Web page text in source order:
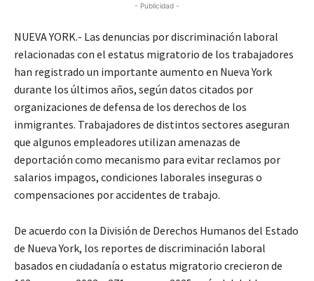
- Publicidad -
NUEVA YORK.- Las denuncias por discriminación laboral
relacionadas con el estatus migratorio de los trabajadores
han registrado un importante aumento en Nueva York
durante los últimos años, según datos citados por
organizaciones de defensa de los derechos de los
inmigrantes. Trabajadores de distintos sectores aseguran
que algunos empleadores utilizan amenazas de
deportación como mecanismo para evitar reclamos por
salarios impagos, condiciones laborales inseguras o
compensaciones por accidentes de trabajo.
De acuerdo con la División de Derechos Humanos del Estado
de Nueva York, los reportes de discriminación laboral
basados en ciudadanía o estatus migratorio crecieron de